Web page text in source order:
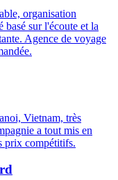
organisation
basé sur l'écoute et la
Agence de voyage
Vietnam, très
a tout mis en
prix compétitifs.